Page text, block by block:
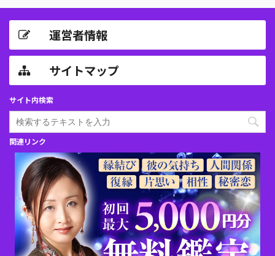
運営者情報
サイトマップ
サイト内検索
関連リンク